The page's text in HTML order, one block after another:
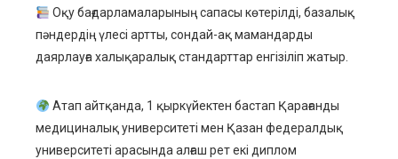
Оқу бағдарламаларының сапасы көтерілді, базалық
пәндердің үлесі артты, сондай-ақ мамандарды
даярлауға халықаралық стандарттар енгізіліп жатыр.
Атап айтқанда, 1 қыркүйектен бастап Қарағанды
медициналық университеті мен Қазан федералдық
университеті арасында алғаш рет екі диплом